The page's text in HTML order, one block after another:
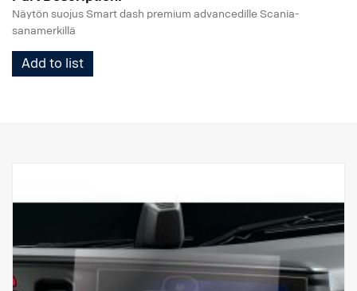
Näytön suojus Smart dash premium advancedille Scania-
sanamerkillä
Add to list